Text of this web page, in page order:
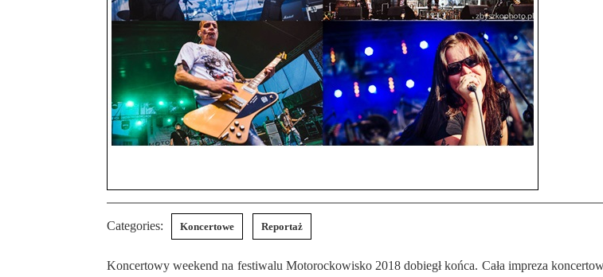
Categories: Koncertowe Reportaż
Koncertowy weekend na festiwalu Motorockowisko 2018 dobiegł końca. Cała impreza koncertowa odbyła się w dzielnicy Rybnika, a dokładnie w dzielnicy Niewiadom.